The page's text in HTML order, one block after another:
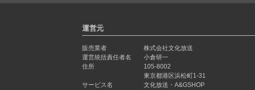
運営元
販売業者
株式会社文化放送
運営統括責任者名
小倉研一
住所
105-8002
東京都港区浜松町1-31
サービス名
文化放送・A&GSHOP